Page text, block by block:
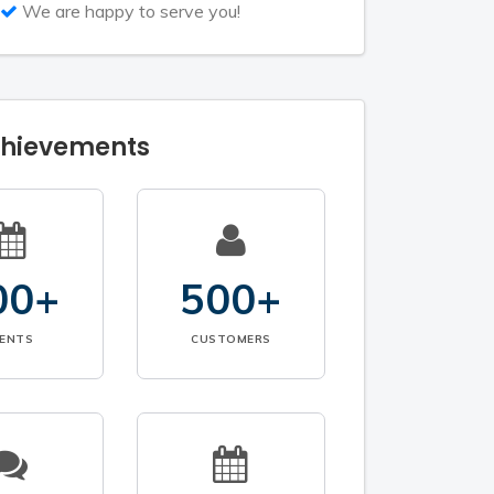
We are happy to serve you!
500+
CUSTOMERS